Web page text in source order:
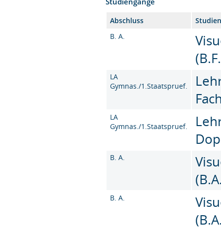
Abschluss
B. A.
LA
Gymnas./1.Staatspruef.
LA
Gymnas./1.Staatspruef.
B. A.
B. A.